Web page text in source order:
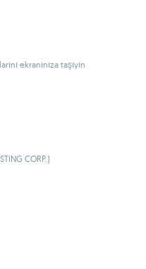
ekranınıza taşıyın
CORP.)